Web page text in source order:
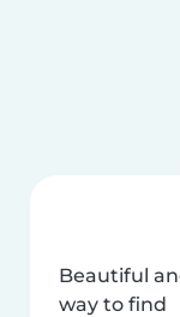
Beautiful
way to find